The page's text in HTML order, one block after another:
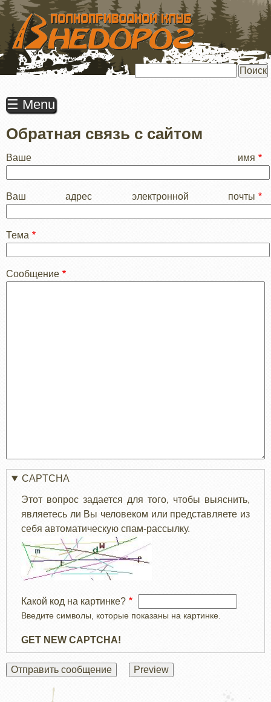
ПЕРЕЙТИ
ОСНОВНОМУ
СОДЕРЖАНИЮ
☰ Menu
Обратная связь с сайтом
Ваше имя
Ваш адрес электронной почты
Тема
Сообщение
CAPTCHA
Этот вопрос задается для того, чтобы выяснить,
являетесь ли Вы человеком или представляете из
себя автоматическую спам-рассылку.
Какой код на картинке?
Введите символы, которые показаны на картинке.
GET NEW CAPTCHA!